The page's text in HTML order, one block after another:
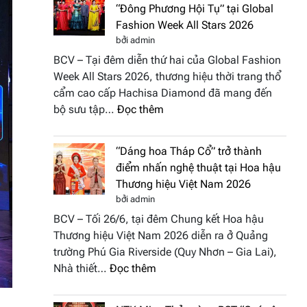
“Đông Phương Hội Tụ” tại Global
Fashion Week All Stars 2026
bởi admin
BCV – Tại đêm diễn thứ hai của Global Fashion
Week All Stars 2026, thương hiệu thời trang thổ
cẩm cao cấp Hachisa Diamond đã mang đến
bộ sưu tập… Đọc thêm
đưa
hồn
Việt
“Đông
Phương
Hội
“Dáng hoa Tháp Cổ” trở thành
điểm nhấn nghệ thuật tại Hoa hậu
Thương hiệu Việt Nam 2026
bởi admin
BCV – Tối 26/6, tại đêm Chung kết Hoa hậu
Thương hiệu Việt Nam 2026 diễn ra ở Quảng
trường Phú Gia Riverside (Quy Nhơn – Gia Lai),
Nhà thiết… Đọc thêm